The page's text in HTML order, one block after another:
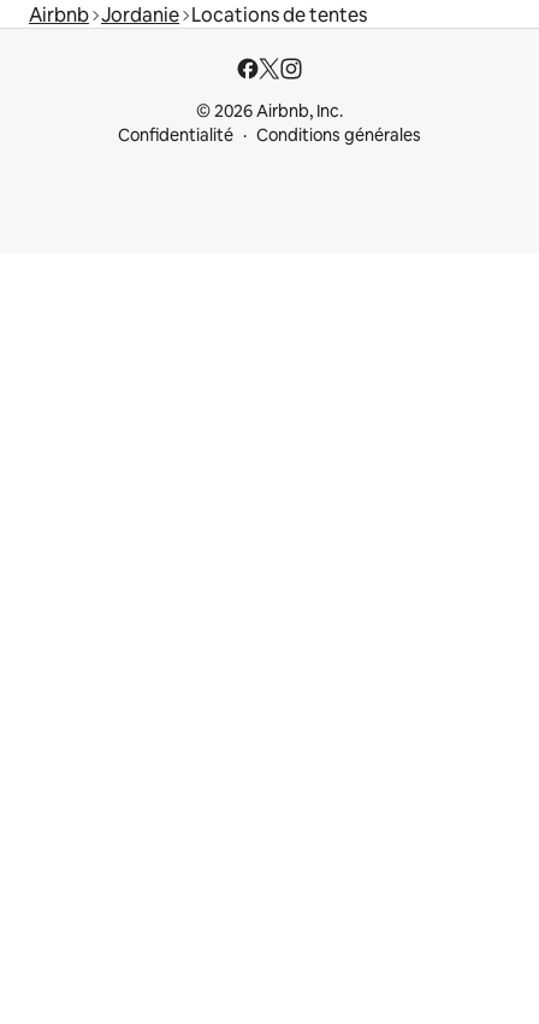
Airbnb Jordanie Locations de tentes
© 2026 Airbnb, Inc.
Confidentialité
Conditions générales